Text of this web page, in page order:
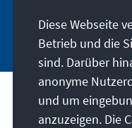
Anschrift
Diese Webseite
Betrieb und die
sind. Darüber
anonyme
und um
anzuzeigen. Die